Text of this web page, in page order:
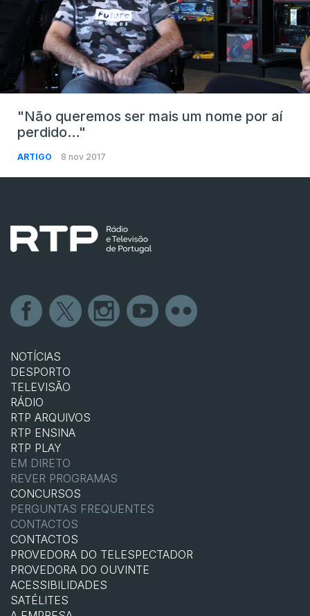
"Não queremos ser mais um nome por aí
perdido…"
ARTIGO 8 nov 2017
NOTÍCIAS
DESPORTO
TELEVISÃO
RÁDIO
RTP ARQUIVOS
RTP ENSINA
RTP PLAY
EM DIRETO
REVER PROGRAMAS
CONCURSOS
PERGUNTAS FREQUENTES
CONTACTOS
CONTACTOS
PROVEDORA DO TELESPECTADOR
PROVEDORA DO OUVINTE
ACESSIBILIDADES
SATÉLITES